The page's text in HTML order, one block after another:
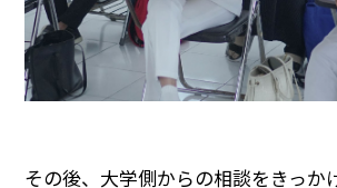
その後、大学側からの相談をきっか